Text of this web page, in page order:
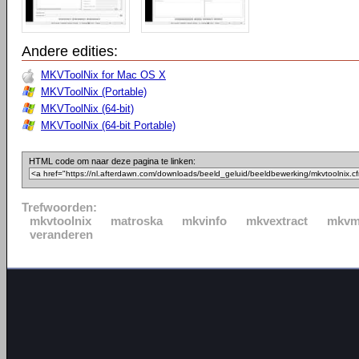
Andere edities:
MKVToolNix for Mac OS X
MKVToolNix (Portable)
MKVToolNix (64-bit)
MKVToolNix (64-bit Portable)
HTML code om naar deze pagina te linken:
Trefwoorden:
mkvtoolnix
matroska mkvinfo mkvextract
veranderen